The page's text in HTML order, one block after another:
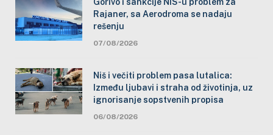
Rajaner, sa Aerodroma se nadaju
rešenju
07/08/2026
Niš i večiti problem pasa lutalica:
Između ljubavi i straha od životinja, uz
ignorisanje sopstvenih propisa
06/08/2026